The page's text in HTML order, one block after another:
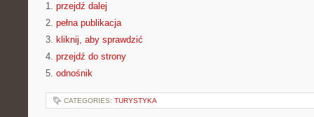
1. przejdź dalej
2. pełna publikacja
3. kliknij, aby sprawdzić
4. przejdź do strony
5. odnośnik
CATEGORIES: TURYSTYKA